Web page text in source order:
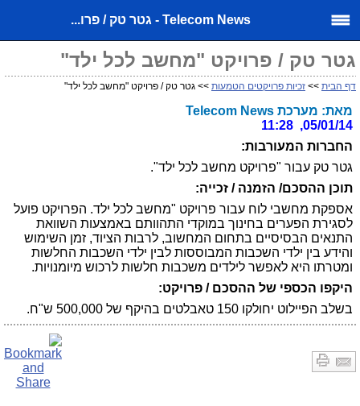
Telecom News - גטר טק / פרו...
גטר טק / פרויקט "מחשב לכל ילד"
דף הבית >> זכיות פרויקטים הטמעות >> גטר טק / פרויקט "מחשב לכל ילד"
מאת: מערכת Telecom News
05/01/14, 11:28
החברות המעורבות:
גטר טק עבור "פרויקט מחשב לכל ילד".
תוכן ההסכם/ הזמנה / זכייה:
אספקת מחשבי לוח עבור פרויקט "מחשב לכל ילד. הפרויקט פועל
לסגירת הפערים בחינוך במוקדי התהוותם באמצעות השוואת
התנאים הבסיסיים בתחום המחשוב, לרבות הציוד, זמן השימוש
והידע בין ילדי השכבות המבוססות לבין ילדי השכבות החלשות
ומטרתו היא לאפשר לילדים משכבות חלשות לרכוש מיומנויות.
היקפו הכספי של ההסכם / פרויקט:
בשלב הפיילוט יחולקו 150 טאבלטים בהיקף של 500,000 ש"ח.